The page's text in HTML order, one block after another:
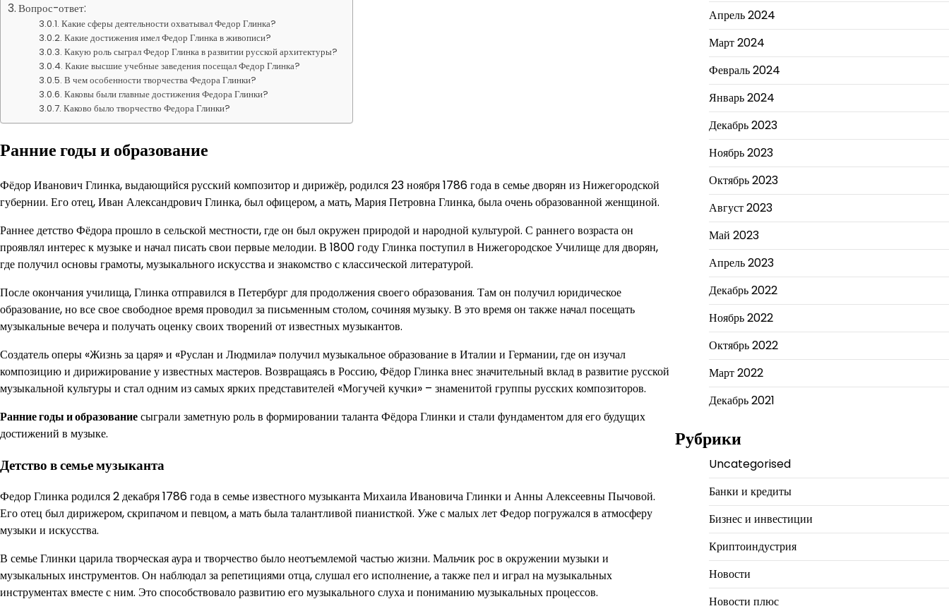
Вопрос-ответ:
Какие сферы деятельности охватывал Федор Глинка?
Какие достижения имел Федор Глинка в живописи?
Какую роль сыграл Федор Глинка в развитии русской архитектуры?
Какие высшие учебные заведения посещал Федор Глинка?
В чем особенности творчества Федора Глинки?
Каковы были главные достижения Федора Глинки?
Каково было творчество Федора Глинки?
Ранние годы и образование
Фёдор Иванович Глинка, выдающийся русский композитор и дирижёр, родился 23 ноября 1786 года в семье дворян из Нижегородской
губернии. Его отец, Иван Александрович Глинка, был офицером, а мать, Мария Петровна Глинка, была очень образованной женщиной.
Раннее детство Фёдора прошло в сельской местности, где он был окружен природой и народной культурой. С раннего возраста он
проявлял интерес к музыке и начал писать свои первые мелодии. В 1800 году Глинка поступил в Нижегородское Училище для дворян,
где получил основы грамоты, музыкального искусства и знакомство с классической литературой.
После окончания училища, Глинка отправился в Петербург для продолжения своего образования. Там он получил юридическое
образование, но все свое свободное время проводил за письменным столом, сочиняя музыку. В это время он также начал посещать
музыкальные вечера и получать оценку своих творений от известных музыкантов.
Создатель оперы «Жизнь за царя» и «Руслан и Людмила» получил музыкальное образование в Италии и Германии, где он изучал
композицию и дирижирование у известных мастеров. Возвращаясь в Россию, Фёдор Глинка внес значительный вклад в развитие русской
музыкальной культуры и стал одним из самых ярких представителей «Могучей кучки» – знаменитой группы русских композиторов.
Ранние годы и образованиесыграли заметную роль в формировании таланта Фёдора Глинки и стали фундаментом для его будущих
достижений в музыке.
Детство в семье музыканта
Федор Глинка родился 2 декабря 1786 года в семье известного музыканта Михаила Ивановича Глинки и Анны Алексеевны Пычовой.
Его отец был дирижером, скрипачом и певцом, а мать была талантливой пианисткой. Уже с малых лет Федор погружался в атмосферу
музыки и искусства.
В семье Глинки царила творческая аура и творчество было неотъемлемой частью жизни. Мальчик рос в окружении музыки и
музыкальных инструментов. Он наблюдал за репетициями отца, слушал его исполнение, а также пел и играл на музыкальных
инструментах вместе с ним. Это способствовало развитию его музыкального слуха и пониманию музыкальных процессов.
Апрель 2024
Март 2024
Февраль 2024
Январь 2024
Декабрь 2023
Ноябрь 2023
Октябрь 2023
Август 2023
Май 2023
Апрель 2023
Декабрь 2022
Ноябрь 2022
Октябрь 2022
Март 2022
Декабрь 2021
Рубрики
Uncategorised
Банки и кредиты
Бизнес и инвестиции
Криптоиндустрия
Новости
Новости плюс